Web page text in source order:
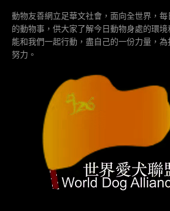
動物友善網立足華文社會，面向全世界，
的動物事，供大家了解今日動物身處的環
能和我們一起行動，盡自己的一份力量，
努力。